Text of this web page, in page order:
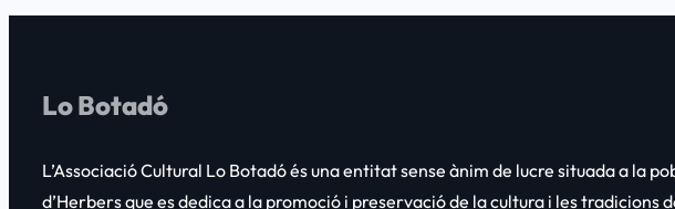
Lo Botadó
L’Associació Cultural Lo Botadóés una entitat sense ànim de lucre situada a la
d’Herbers que es dedica a la promoció i preservació de la cultura i les tradicions